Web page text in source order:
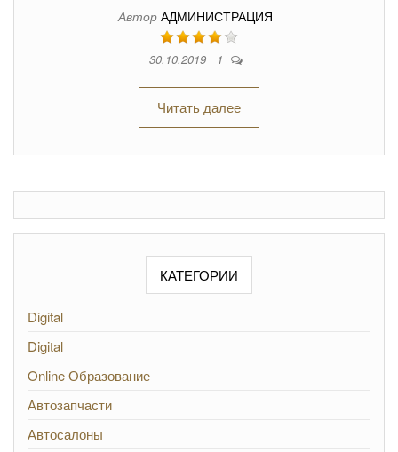
Автор АДМИНИСТРАЦИЯ
30.10.2019 1
Читать далее
КАТЕГОРИИ
Digital
Digital
Online Образование
Автозапчасти
Автосалоны